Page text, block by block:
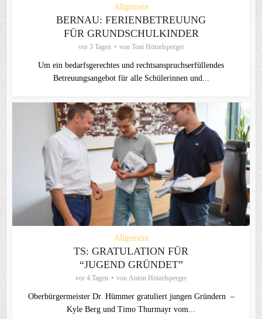
Allgemein
BERNAU: FERIENBETREUUNG
FÜR GRUNDSCHULKINDER
vor 3 Tagen von Toni Hötzelsperger
Um ein bedarfsgerechtes und rechtsanspruchserfüllendes
Betreuungsangebot für alle Schülerinnen und...
Allgemein
TS: GRATULATION FÜR
“JUGEND GRÜNDET”
vor 4 Tagen von Anton Hötzelsperger
Oberbürgermeister Dr. Hümmer gratuliert jungen Gründern –
Kyle Berg und Timo Thurmayr vom...